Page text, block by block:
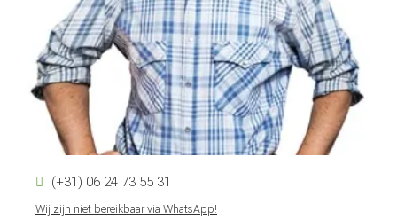
(+31) 06 24 73 55 31
Wij zijn niet bereikbaar via WhatsApp!